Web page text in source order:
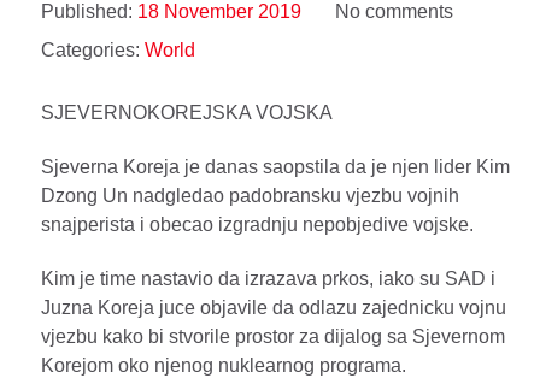
Published: 18 November 2019
No comments
Categories: World
SJEVERNOKOREJSKA VOJSKA
Sjeverna Koreja je danas saopstila da je njen lider Kim
Dzong Un nadgledao padobransku vjezbu vojnih
snajperista i obecao izgradnju nepobjedive vojske.
Kim je time nastavio da izrazava prkos, iako su SAD i
Juzna Koreja juce objavile da odlazu zajednicku vojnu
vjezbu kako bi stvorile prostor za dijalog sa Sjevernom
Korejom oko njenog nuklearnog programa.